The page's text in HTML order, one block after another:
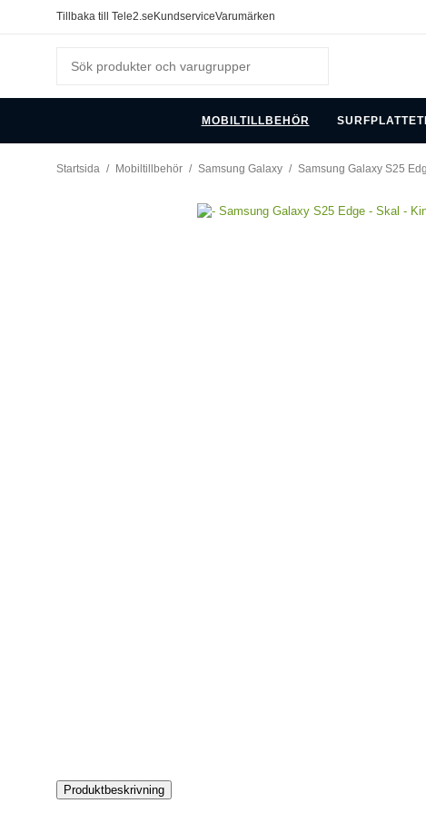
Tillbaka till Tele2.se KundserviceVarumärken
MOBILTILLBEHÖR
Startsida / Mobiltillbehör / Samsung Galaxy / Samsung Galaxy S25
Produktbeskrivning